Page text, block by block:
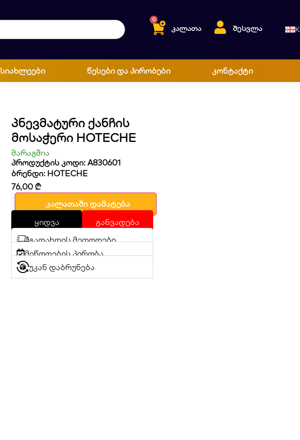
0
კალათა შესვლა
სიახლეები წესები და პირობები კონტაქტი
Პნევმატური Ქანჩის
Მოსაჭერი HOTECHE
მარაგშია
პროდუქტის კოდი: A830601
ბრენდი: HOTECHE
76,00 ₾
კალათაში დამატება
ყიდვა
განვადება
გადახდის მეთოდები
მიწოდების პირობა
უკან დაბრუნება